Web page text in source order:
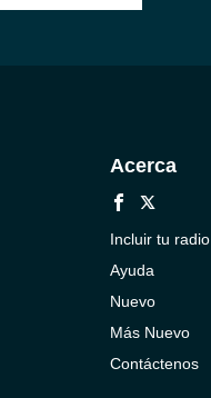
Acerca
Incluir tu radio
Ayuda
Nuevo
Más Nuevo
Contáctenos